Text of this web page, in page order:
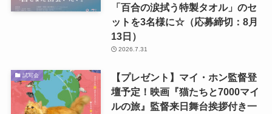
「百合の涙拭う特製タオル」のセ
ットを3名様に☆（応募締切：8月
13日）
2026.7.31
試写会
【プレゼント】マイ・ホン監督登
壇予定！映画『猫たちと7000マイ
ルの旅』監督来日舞台挨拶付き一